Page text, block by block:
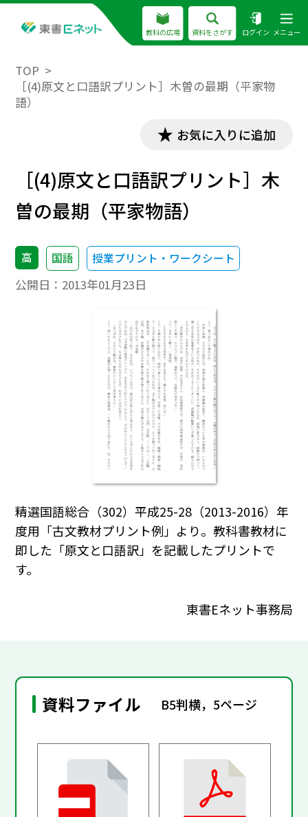
教科の広場 資料をさがす ログイン メニュー
TOP
［(4)原文と口語訳プリント］木曽の最期（平家物
語）
お気に入りに追加
［(4)原文と口語訳プリント］木
曽の最期（平家物語）
高 国語 授業プリント・ワークシート
公開日： 2013年01月23日
精選国語総合（302）平成25-28（2013-2016）年
度用「古文教材プリント例」より。教科書教材に
即した「原文と口語訳」を記載したプリントで
す。
東書Eネット事務局
資料ファイル B5判横，5ページ